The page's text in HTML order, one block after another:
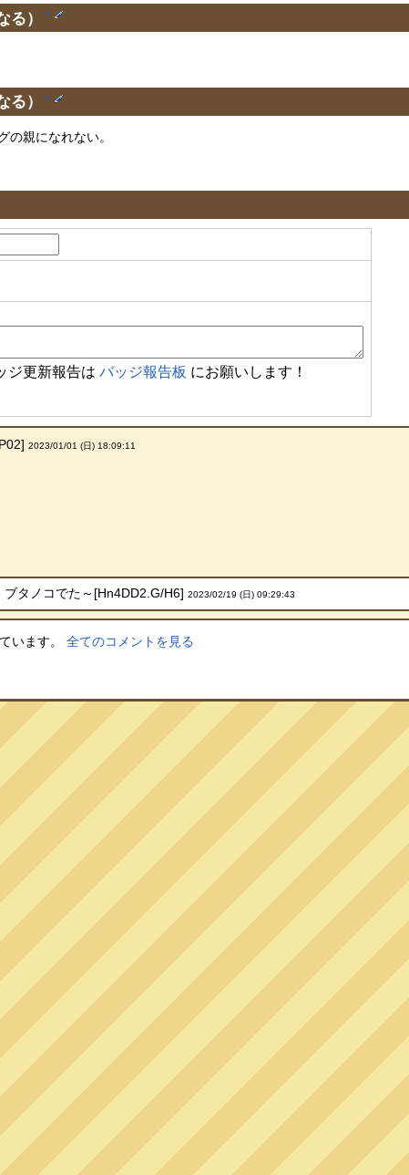
） †
） †
の親になれない。
ジ更新報告はバッジ報告板 にお願いします！
2023/01/01 (日) 18:09:11
ブタノコでた～[Hn4DD2.G/H6]2023/02/19 (日) 09:29:43
います。全てのコメントを見る